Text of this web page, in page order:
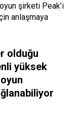
şirketi Peak’i
anlaşmaya
olduğu
yüksek